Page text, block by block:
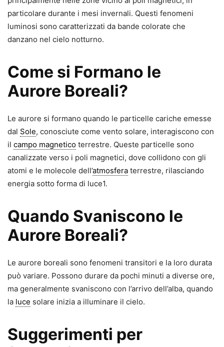
particolare durante i mesi invernali. Questi fenomeni
luminosi sono caratterizzati da bande colorate che
danzano nel cielo notturno.
Come si Formano le
Aurore Boreali?
Le aurore si formano quando le particelle cariche emesse
dal Sole, conosciute come vento solare, interagiscono con
il campo magnetico terrestre. Queste particelle sono
canalizzate verso i poli magnetici, dove collidono con gli
atomi e le molecole dell’atmosfera terrestre, rilasciando
energia sotto forma di luce1.
Quando Svaniscono le
Aurore Boreali?
Le aurore boreali sono fenomeni transitori e la loro durata
può variare. Possono durare da pochi minuti a diverse ore,
ma generalmente svaniscono con l’arrivo dell’alba, quando
la luce solare inizia a illuminare il cielo.
Suggerimenti per